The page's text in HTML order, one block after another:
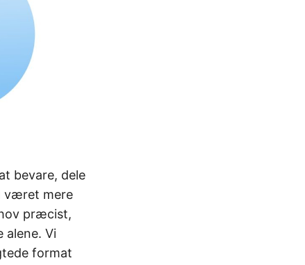
bevare, dele
været mere
præcist,
alene. Vi
format